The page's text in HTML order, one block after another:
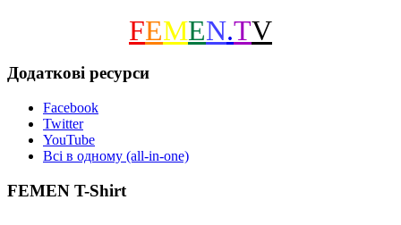
FEMEN.TV
Додаткові ресурси
Facebook
Twitter
YouTube
Всі в одному (all-in-one)
FEMEN T-Shirt